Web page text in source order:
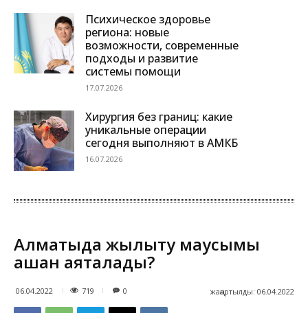
Психическое здоровье
региона: новые
возможности, современные
подходы и развитие
системы помощи
17.07.2026
Хирургия без границ: какие
уникальные операции
сегодня выполняют в АМКБ
16.07.2026